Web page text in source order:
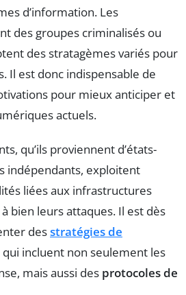
d’information. Les
des groupes criminalisés ou
des stratagèmes variés pour
Il est donc indispensable de
pour mieux anticiper et
actuels.
qu’ils proviennent d’états-
indépendants, exploitent
liées aux infrastructures
bien leurs attaques. Il est dès
desstratégies de
qui incluent non seulement les
mais aussi des protocoles de